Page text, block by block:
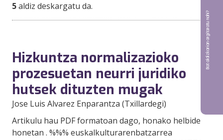
5aldiz deskargatu da.
Hizkuntza normalizazioko
prozesuetan neurri juridiko
hutsek dituzten mugak
Jose Luis Alvarez Enparantza (Txillardegi)
Artikulu hau PDF formatoan dago, honako helbide
honetan . %%% euskalkulturarenbatzarrea
Bat aldizkarian argitaratu nahi?